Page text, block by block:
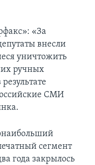
«За
внесли
уничтожить
ручных
СМИ
сегмент
года закрылось